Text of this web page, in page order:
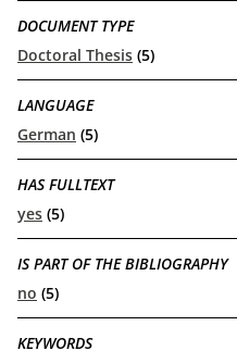
DOCUMENT TYPE
Doctoral Thesis (5)
LANGUAGE
German (5)
HAS FULLTEXT
yes (5)
IS PART OF THE BIBLIOGRAPHY
no (5)
KEYWORDS